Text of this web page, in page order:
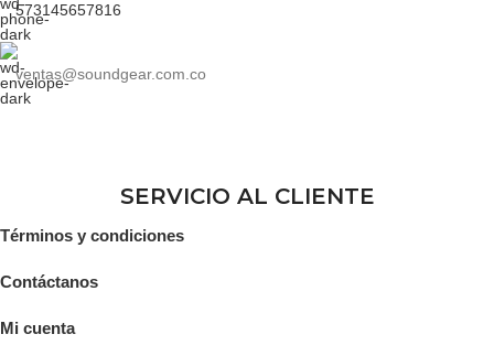
573145657816
ventas@soundgear.com.co
SERVICIO AL CLIENTE
Términos y condiciones
Contáctanos
Mi cuenta